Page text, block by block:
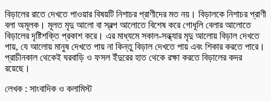
বিড়ালের রাতে দেখতে পাওয়ার বিষয়টি নিশাচর প্রাণীদের মত নয়। বিড়ালকে নিশাচর প্রাণী
বলা অমূলক। মূলত মৃদু আলো বা স্বল্প আলোতে বিশেষ করে গোধূলি বেলার আলোতে
বিড়ালের দৃষ্টিশক্তি প্রকাশ করে। এর মাধ্যমে সকাল-সন্ধ্যার মৃদু আলোয় বিড়াল দেখতে
পায়, যে আলোয় মানুষ দেখতে পায় না কিন্তু বিড়াল দেখতে পায় এবং শিকার করতে পারে।
প্রাচীনকাল থেকেই ঘরবাড়ি ও ফসল ইঁদুরের হাত থেকে রক্ষা করতে বিড়ালের কদর
রয়েছে।
লেখক : সাংবাদিক ও কলামিস্ট